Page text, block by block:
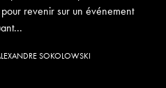
revenir sur un événement
SOKOLOWSKI